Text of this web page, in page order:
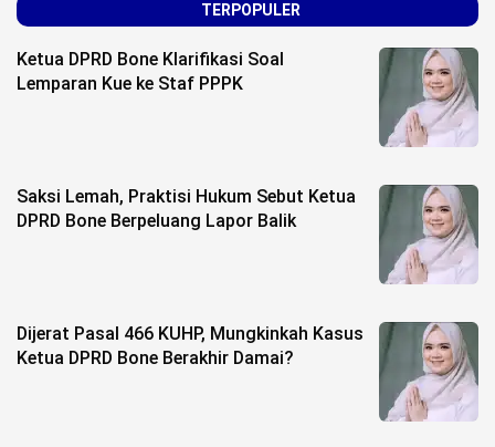
TERPOPULER
Ketua DPRD Bone Klarifikasi Soal
Lemparan Kue ke Staf PPPK
Saksi Lemah, Praktisi Hukum Sebut Ketua
DPRD Bone Berpeluang Lapor Balik
Dijerat Pasal 466 KUHP, Mungkinkah Kasus
Ketua DPRD Bone Berakhir Damai?